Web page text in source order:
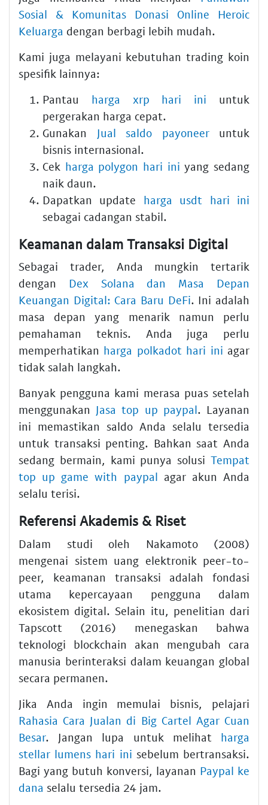
Sosial & Komunitas Donasi Online Heroic
Keluarga dengan berbagi lebih mudah.
Kami juga melayani kebutuhan trading koin
spesifik lainnya:
Pantau harga xrp hari ini untuk
pergerakan harga cepat.
Gunakan Jual saldo payoneeruntuk
bisnis internasional.
Cek harga polygon hari ini yang sedang
naik daun.
Dapatkan update harga usdt hari ini
sebagai cadangan stabil.
Keamanan dalam Transaksi Digital
Sebagai trader, Anda mungkin tertarik
dengan Dex Solana dan Masa Depan
Keuangan Digital: Cara Baru DeFi. Ini adalah
masa depan yang menarik namun perlu
pemahaman teknis. Anda juga perlu
memperhatikan harga polkadot hari ini agar
tidak salah langkah.
Banyak pengguna kami merasa puas setelah
menggunakan Jasa top up paypal. Layanan
ini memastikan saldo Anda selalu tersedia
untuk transaksi penting. Bahkan saat Anda
sedang bermain, kami punya solusi Tempat
top up game with paypal agar akun Anda
selalu terisi.
Referensi Akademis & Riset
Dalam studi oleh Nakamoto (2008)
mengenai sistem uang elektronik peer-to-
peer, keamanan transaksi adalah fondasi
utama kepercayaan pengguna dalam
ekosistem digital. Selain itu, penelitian dari
Tapscott (2016) menegaskan bahwa
teknologi blockchain akan mengubah cara
manusia berinteraksi dalam keuangan global
secara permanen.
Jika Anda ingin memulai bisnis, pelajari
Rahasia Cara Jualan di Big Cartel Agar Cuan
Besar. Jangan lupa untuk melihat harga
stellar lumens hari ini sebelum bertransaksi.
Bagi yang butuh konversi, layanan Paypal ke
dana selalu tersedia 24 jam.